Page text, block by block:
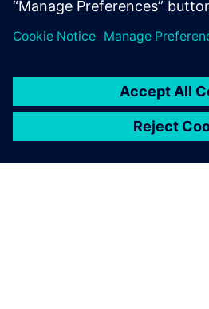
A SIEMENS BEMUTATÁSA